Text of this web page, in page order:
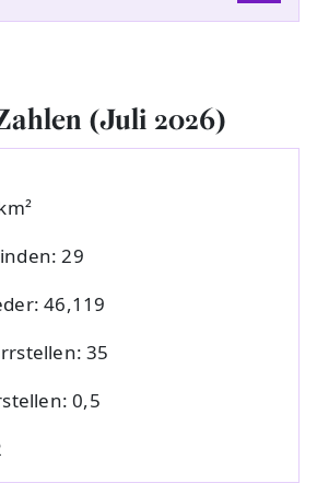
(Juli 2026)
29
46,119
35
0,5